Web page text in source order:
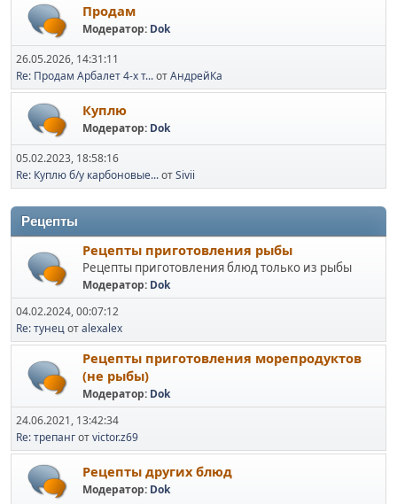
Продам
Модератор: Dok
26.05.2026, 14:31:11
Re: Продам Арбалет 4-х т...отАндрейКа
Куплю
Модератор: Dok
05.02.2023, 18:58:16
Re: Куплю б/у карбоновые...отSivii
Рецепты
Рецепты приготовления рыбы
Рецепты приготовления блюд только из рыбы
Модератор: Dok
04.02.2024, 00:07:12
Re: тунецотalexalex
Рецепты приготовления морепродуктов
(не рыбы)
Модератор: Dok
24.06.2021, 13:42:34
Re: трепанготvictor.z69
Рецепты других блюд
Модератор: Dok